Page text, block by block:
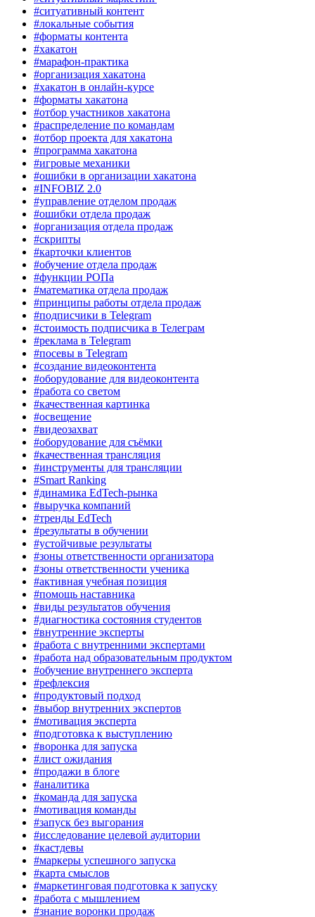
#ситуативный контент
#локальные события
#форматы контента
#хакатон
#марафон-практика
#организация хакатона
#хакатон в онлайн-курсе
#форматы хакатона
#отбор участников хакатона
#распределение по командам
#отбор проекта для хакатона
#программа хакатона
#игровые механики
#ошибки в организации хакатона
#INFOBIZ 2.0
#управление отделом продаж
#ошибки отдела продаж
#организация отдела продаж
#скрипты
#карточки клиентов
#обучение отдела продаж
#функции РОПа
#математика отдела продаж
#принципы работы отдела продаж
#подписчики в Telegram
#стоимость подписчика в Телеграм
#реклама в Telegram
#посевы в Telegram
#создание видеоконтента
#оборудование для видеоконтента
#работа со светом
#качественная картинка
#освещение
#видеозахват
#оборудование для съёмки
#качественная трансляция
#инструменты для трансляции
#Smart Ranking
#динамика EdTech-рынка
#выручка компаний
#тренды EdTech
#результаты в обучении
#устойчивые результаты
#зоны ответственности организатора
#зоны ответственности ученика
#активная учебная позиция
#помощь наставника
#виды результатов обучения
#диагностика состояния студентов
#внутренние эксперты
#работа с внутренними экспертами
#работа над образовательным продуктом
#обучение внутреннего эксперта
#рефлексия
#продуктовый подход
#выбор внутренних экспертов
#мотивация эксперта
#подготовка к выступлению
#воронка для запуска
#лист ожидания
#продажи в блоге
#аналитика
#команда для запуска
#мотивация команды
#запуск без выгорания
#исследование целевой аудитории
#кастдевы
#маркеры успешного запуска
#карта смыслов
#маркетинговая подготовка к запуску
#работа с мышлением
#знание воронки продаж